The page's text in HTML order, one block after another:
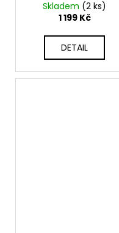
Skladem (2 ks)
1 199 Kč
DETAIL